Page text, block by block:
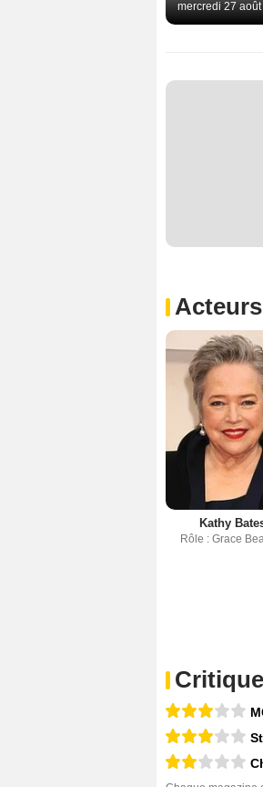
mercredi 27
Kathy
Rôle : Grace